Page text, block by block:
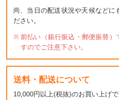
尚、当日の配送状況や天候などに
ださい。
前払い（銀行振込・郵便振替）
すのでご注意下さい。
送料・配送について
10,000円以上(税抜)のお買い上げ